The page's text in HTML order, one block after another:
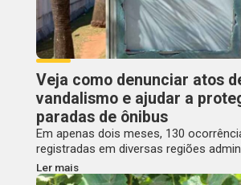
Veja como denunciar atos
vandalismo e ajudar a
paradas de ônibus
Em apenas dois meses, 130
registradas em diversas regiões
Ler mais